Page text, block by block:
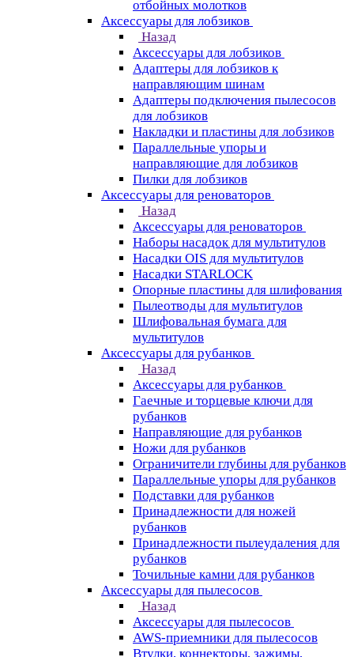
отбойных молотков
Аксессуары для лобзиков
Назад
Аксессуары для лобзиков
Адаптеры для лобзиков к
направляющим шинам
Адаптеры подключения пылесосов
для лобзиков
Накладки и пластины для лобзиков
Параллельные упоры и
направляющие для лобзиков
Пилки для лобзиков
Аксессуары для реноваторов
Назад
Аксессуары для реноваторов
Наборы насадок для мультитулов
Насадки OIS для мультитулов
Насадки STARLOCK
Опорные пластины для шлифования
Пылеотводы для мультитулов
Шлифовальная бумага для
мультитулов
Аксессуары для рубанков
Назад
Аксессуары для рубанков
Гаечные и торцевые ключи для
рубанков
Направляющие для рубанков
Ножи для рубанков
Ограничители глубины для рубанков
Параллельные упоры для рубанков
Подставки для рубанков
Принадлежности для ножей
рубанков
Принадлежности пылеудаления для
рубанков
Точильные камни для рубанков
Аксессуары для пылесосов
Назад
Аксессуары для пылесосов
AWS-приемники для пылесосов
Втулки, коннекторы, зажимы,